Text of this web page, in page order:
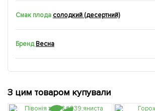
Смак плода солодкий (десертний)
БрендВесна
З цим товаром купували